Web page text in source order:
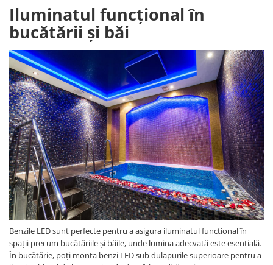
Iluminatul funcțional în
bucătării și băi
Benzile LED sunt perfecte pentru a asigura iluminatul funcțional în
spații precum bucătăriile și băile, unde lumina adecvată este esențială.
În bucătărie, poți monta benzi LED sub dulapurile superioare pentru a